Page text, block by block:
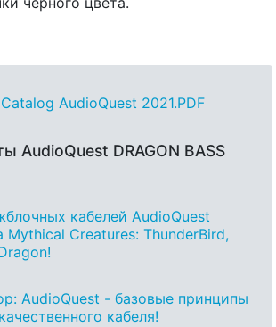
Catalog AudioQuest 2021.PDF
AudioQuest DRAGON BASS
кабелей AudioQuest
Mythical Creatures: ThunderBird,
AudioQuest - базовые принципы
кабеля!